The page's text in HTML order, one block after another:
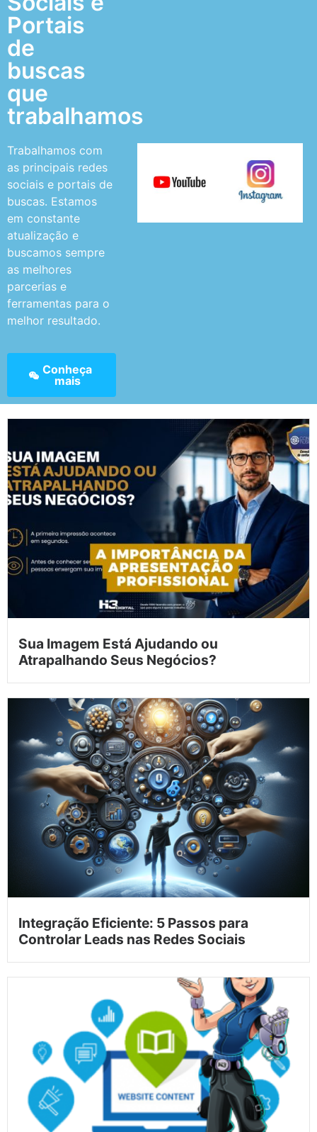
Portais
de
buscas
que
trabalhamos
Trabalhamos com
as principais redes
sociais e portais de
buscas. Estamos
em constante
atualização e
buscamos sempre
as melhores
parcerias e
ferramentas para o
melhor resultado.
Conheça
mais
Sua Imagem Está Ajudando ou
Atrapalhando Seus Negócios?
Integração Eficiente: 5 Passos para
Controlar Leads nas Redes Sociais